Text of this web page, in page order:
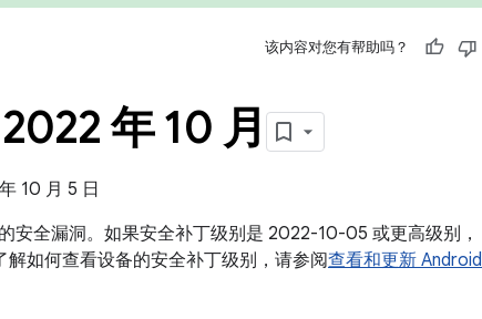
该内容对您有帮助吗？
年 10 月
10 月 5 日
安全漏洞。如果安全补丁级别是 2022-10-05 或更高级别，
如何查看设备的安全补丁级别，请参阅查看和更新 Android